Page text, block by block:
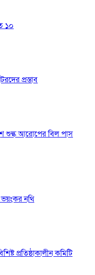
১০
প্রস্তাব
শুল্ক আরোপের বিল পাস
নথি
প্রতিষ্ঠাকালীন কমিটি